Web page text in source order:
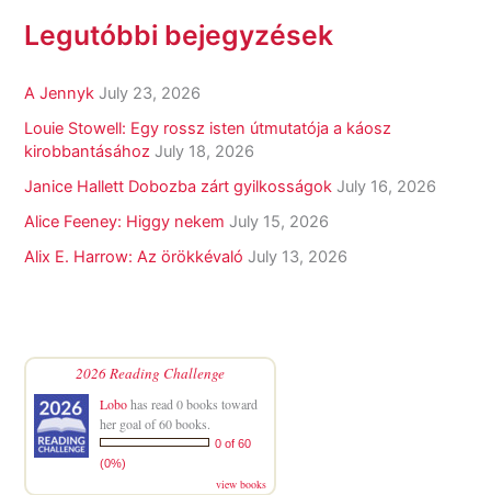
Legutóbbi bejegyzések
A Jennyk July 23, 2026
Louie Stowell: Egy ​rossz isten útmutatója a káosz
kirobbantásához July 18, 2026
Janice Hallett Dobozba zárt gyilkosságok July 16, 2026
Alice Feeney: Higgy nekem July 15, 2026
Alix E. Harrow: Az örökkévaló July 13, 2026
2026 Reading Challenge
Lobohas read 0 books toward
her goal of 60 books.
0 of 60
(0%)
view books